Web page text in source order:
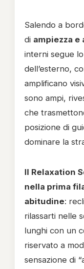
Salendo a
di ampiezza e
interni segue
dell’esterno,
amplificano
sono ampi,
che
posizione di
dominare la
Il Relaxation
nella prima
abitudine:
rilassarti nelle
lunghi con un
riservato a
sensazione di